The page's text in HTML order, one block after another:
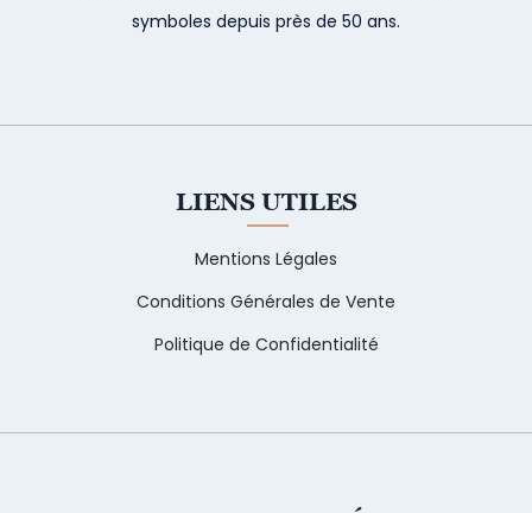
symboles depuis près de 50 ans.
LIENS UTILES
Mentions Légales
Conditions Générales de Vente
Politique de Confidentialité